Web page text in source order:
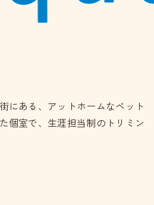
にある、アットホームなペット
個室で、生涯担当制のトリミン